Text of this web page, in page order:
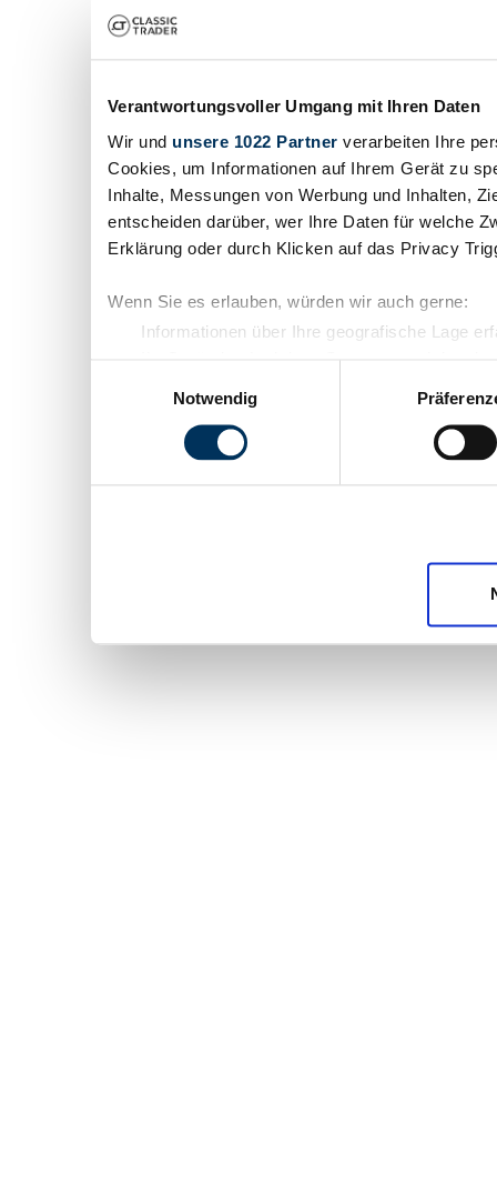
Verantwortungsvoller Umgang mit Ihren Daten
Wir und unsere 1022 Partner verarbeiten Ihre
Cookies, um Informationen auf Ihrem Gerät zu
Inhalte, Messungen von Werbung und Inhalten,
entscheiden darüber, wer Ihre Daten für welche
Erklärung oder durch Klicken auf das Privacy
Wenn Sie es erlauben, würden wir auch gerne:
Informationen über Ihre geografische Lage
Ihr Gerät durch aktives Scannen nach
Erfahren Sie mehr darüber, wie Ihre
Notwendig